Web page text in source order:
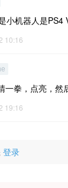
小机器人是PS4
10:16
一拳，点亮，然
19:16
登录